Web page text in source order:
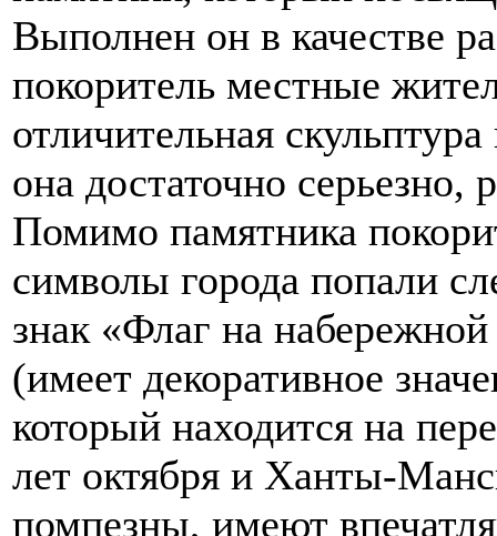
Выполнен он в качестве
покоритель местные
отличительная
она достаточно
Помимо памятника
символы города попали
знак «Флаг на
(имеет декоративное
который находится на
лет октября и Ханты-
помпезны, имеют